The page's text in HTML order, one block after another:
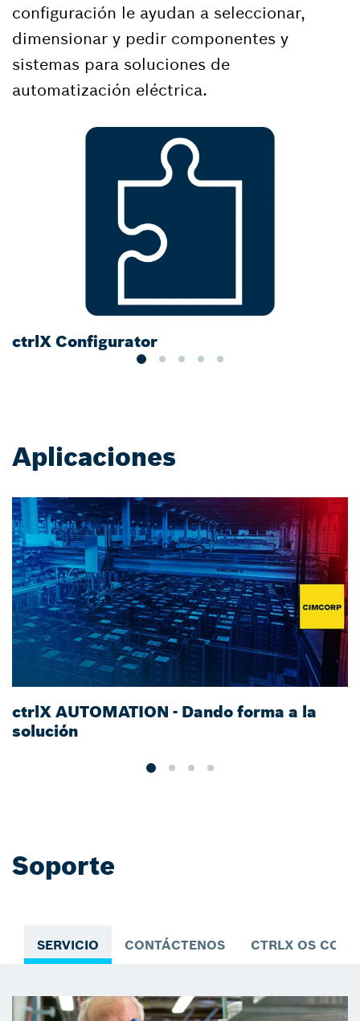
configuración le ayudan a seleccionar,
dimensionar y pedir componentes y
sistemas para soluciones de
automatización eléctrica.
ctrlX Configurator
Aplicaciones
ctrlX AUTOMATION - Dando forma a la
solución
Soporte
SERVICIO CONTÁCTENOS CTRLX OS